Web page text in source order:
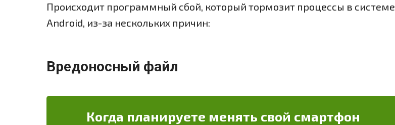
Происходит программный сбой, который тормозит процессы в системе
Android, из-за нескольких причин:
Вредоносный файл
Когда планируете менять свой смартфон